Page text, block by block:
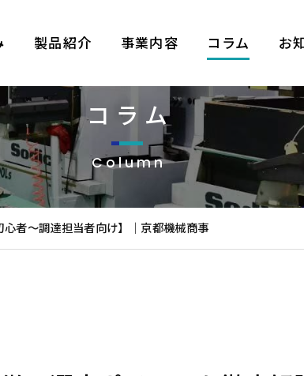
製品紹介 事業内容 コラム お
コラム
Column
者〜調達担当者向け】｜京都機械商事